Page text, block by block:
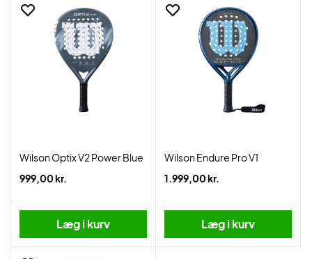
Wilson Optix V2 Power Blue
999,00 kr.
Læg i kurv
Wilson Endure Pro V1
1.999,00 kr.
Læg i kurv